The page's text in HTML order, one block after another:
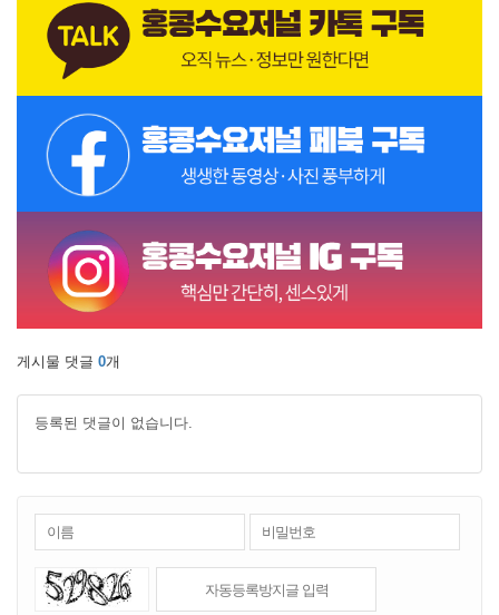
게시물 댓글 0개
등록된 댓글이 없습니다.